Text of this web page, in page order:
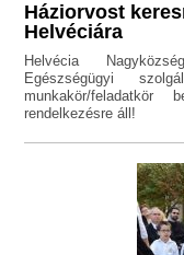
Háziorvost
Helvéciára
Helvécia
Egészségügyi
munkakör/feladatkör
rendelkezésre áll!